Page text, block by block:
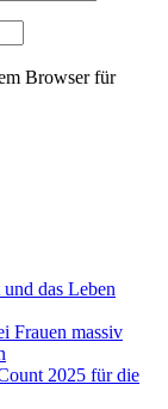
Browser für
das Leben
Frauen massiv
2025 für die